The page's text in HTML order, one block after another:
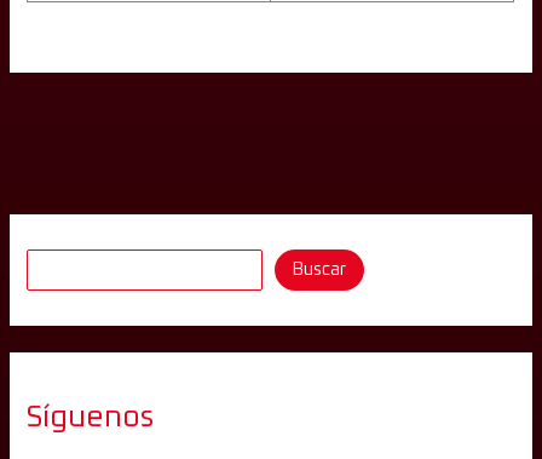
Buscar
Síguenos